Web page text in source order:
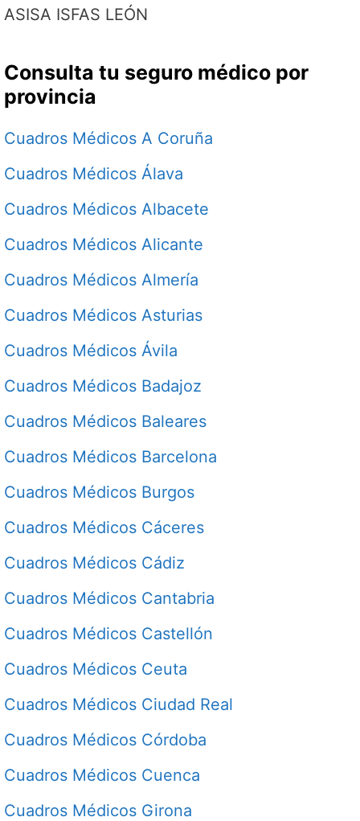
ASISA ISFAS LEÓN
Consulta tu seguro médico por
provincia
Cuadros Médicos A Coruña
Cuadros Médicos Álava
Cuadros Médicos Albacete
Cuadros Médicos Alicante
Cuadros Médicos Almería
Cuadros Médicos Asturias
Cuadros Médicos Ávila
Cuadros Médicos Badajoz
Cuadros Médicos Baleares
Cuadros Médicos Barcelona
Cuadros Médicos Burgos
Cuadros Médicos Cáceres
Cuadros Médicos Cádiz
Cuadros Médicos Cantabria
Cuadros Médicos Castellón
Cuadros Médicos Ceuta
Cuadros Médicos Ciudad Real
Cuadros Médicos Córdoba
Cuadros Médicos Cuenca
Cuadros Médicos Girona